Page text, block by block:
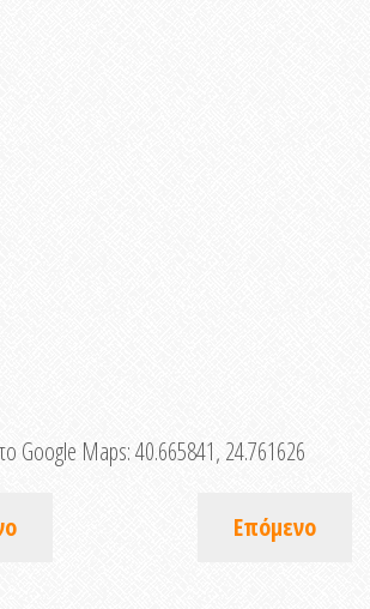
Google Maps:40.665841, 24.761626
Επόμενο